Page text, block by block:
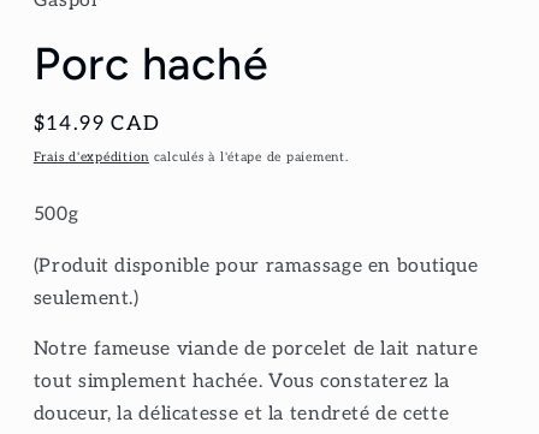
dans
fenêtre
modale
Porc haché
Prix
habituel
$14.99 CAD
Frais d'expédition calculés à l'étape de paiement.
500g
(Produit disponible pour ramassage en boutique
seulement.)
Notre fameuse viande de porcelet de lait nature
tout simplement hachée. Vous constaterez la
douceur, la délicatesse et la tendreté de cette